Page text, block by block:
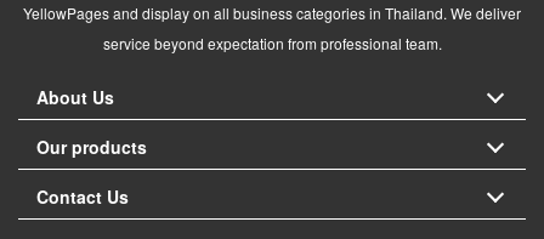
YellowPages and display on all business categories in Thailand. We deliver
service beyond expectation from professional team.
About Us
Our products
Contact Us